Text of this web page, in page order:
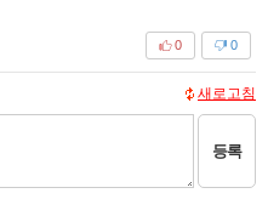
0
0
새로고침
등록